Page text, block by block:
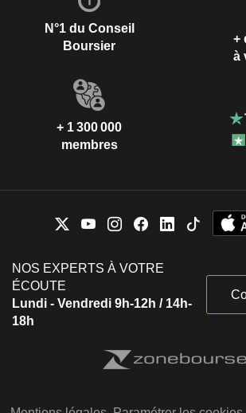
N°1 du Conseil
Boursier
+
à
+ 1 300 000
membres
NOS EXPERTS À VOTRE
ÉCOUTE
Lundi - Vendredi 9h-12h / 14h-
18h